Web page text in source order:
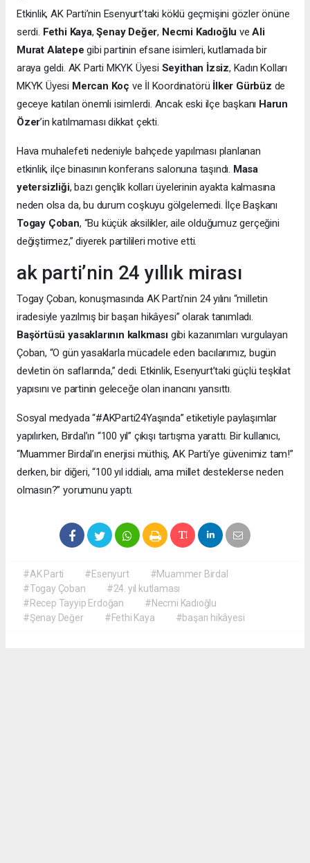
Etkinlik, AK Parti’nin Esenyurt’taki köklü geçmişini gözler önüne
serdi. Fethi Kaya,Şenay Değer, Necmi Kadıoğlu veAli
Murat Alatepe gibi partinin efsane isimleri, kutlamada bir
araya geldi. AK Parti MKYK Üyesi Seyithan İzsiz, Kadın Kolları
MKYK Üyesi Mercan Koç ve İl Koordinatörü İlker Gürbüz de
geceye katılan önemli isimlerdi. Ancak eski ilçe başkanı Harun
Özer’in katılmaması dikkat çekti.
Hava muhalefeti nedeniyle bahçede yapılması planlanan
etkinlik, ilçe binasının konferans salonuna taşındı. Masa
yetersizliği, bazı gençlik kolları üyelerinin ayakta kalmasına
neden olsa da, bu durum coşkuyu gölgelemedi. İlçe Başkanı
Togay Çoban, “Bu küçük aksilikler, aile olduğumuz gerçeğini
değiştirmez,” diyerek partilileri motive etti.
ak parti’nin 24 yıllık mirası
Togay Çoban, konuşmasında AK Parti’nin 24 yılını “milletin
iradesiyle yazılmış bir başarı hikâyesi” olarak tanımladı.
Başörtüsü yasaklarının kalkması gibi kazanımları vurgulayan
Çoban, “O gün yasaklarla mücadele eden bacılarımız, bugün
devletin ön saflarında,” dedi. Etkinlik, Esenyurt’taki güçlü teşkilat
yapısını ve partinin geleceğe olan inancını yansıttı.
Sosyal medyada “#AKParti24Yaşında” etiketiyle paylaşımlar
yapılırken, Birdal’ın “100 yıl” çıkışı tartışma yarattı. Bir kullanıcı,
“Muammer Birdal’ın enerjisi müthiş, AK Parti’ye güvenimiz tam!”
derken, bir diğeri, “100 yıl iddialı, ama millet desteklerse neden
olmasın?” yorumunu yaptı.
#AK Parti #Esenyurt
#Muammer Birdal
#Togay Çoban
#24. yıl kutlaması
#Recep Tayyip Erdoğan
#Necmi Kadıoğlu
#Şenay Değer
#Fethi Kaya #başarı hikâyesi